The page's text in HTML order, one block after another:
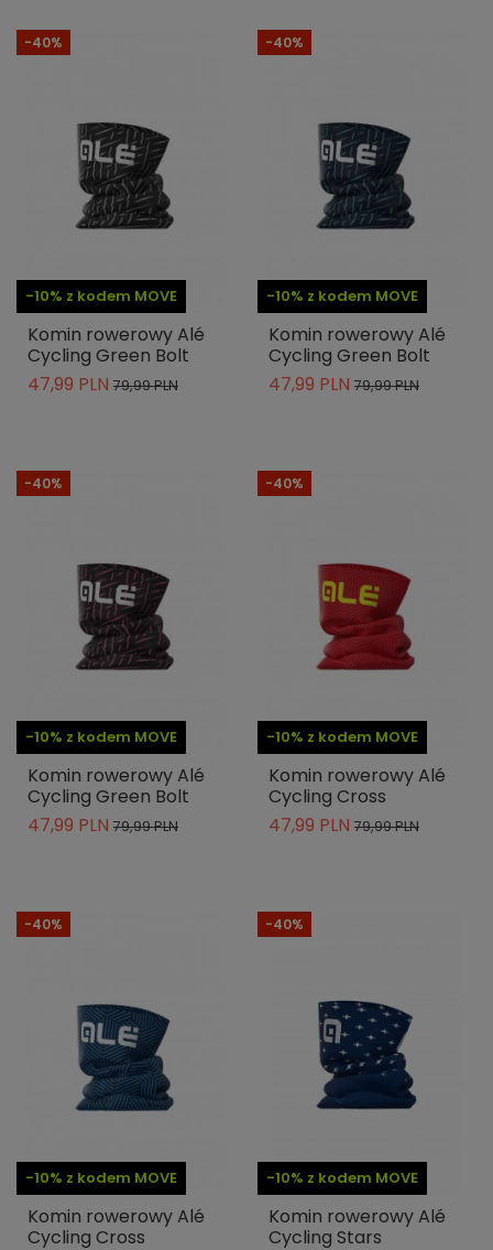
-10% z kodem MOVE
-40%
Komin rowerowy Alé
Cycling Green Bolt
47,99 PLN 79,99 PLN
-10% z kodem MOVE
-40%
Komin rowerowy Alé
Cycling Green Bolt
47,99 PLN 79,99 PLN
-10% z kodem MOVE
-40%
Komin rowerowy Alé
Cycling Green Bolt
47,99 PLN 79,99 PLN
-10% z kodem MOVE
-40%
Komin rowerowy Alé
Cycling Cross
47,99 PLN 79,99 PLN
-10% z kodem MOVE
-40%
Komin rowerowy Alé
Cycling Cross
-10% z kodem MOVE
-40%
Komin rowerowy Alé
Cycling Stars